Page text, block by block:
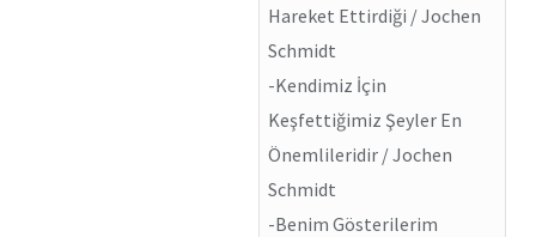
Hareket Ettirdiği / Jochen
Schmidt
-Kendimiz İçin
Keşfettiğimiz Şeyler En
Önemlileridir / Jochen
Schmidt
-Benim Gösterilerim